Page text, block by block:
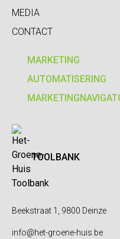
MEDIA
CONTACT
MARKETING
AUTOMATISERING
TOOLBANK
Beekstraat 1, 9800 Deinze
info@het-groene-huis.be